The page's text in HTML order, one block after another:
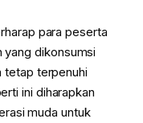
para peserta
yang dikonsumsi
tetap terpenuhi
ini diharapkan
muda untuk